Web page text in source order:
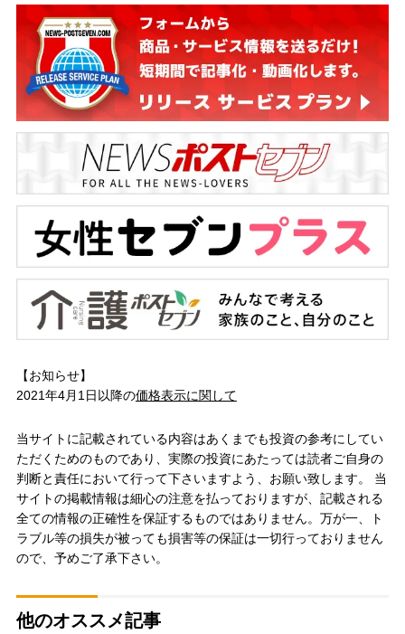
【お知らせ】
2021年4月1日以降の価格表示に関して
当サイトに記載されている内容はあくまでも投資の参考にしてい
ただくためのものであり、実際の投資にあたっては読者ご自身の
判断と責任において行って下さいますよう、お願い致します。 当
サイトの掲載情報は細心の注意を払っておりますが、記載される
全ての情報の正確性を保証するものではありません。万が一、ト
ラブル等の損失が被っても損害等の保証は一切行っておりません
ので、予めご了承下さい。
他のオススメ記事